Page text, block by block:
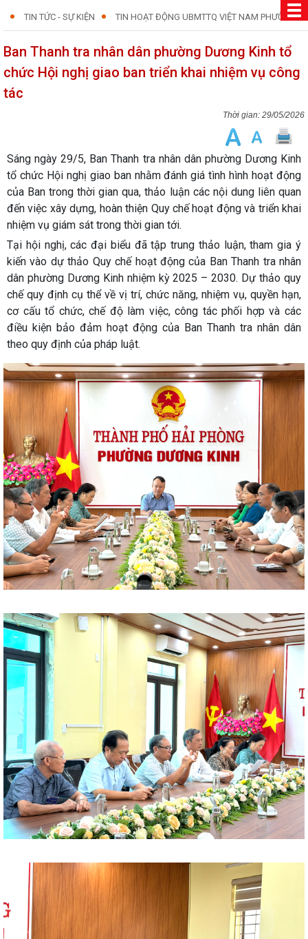
TIN TỨC - SỰ KIỆN TIN HOẠT ĐỘNG UBMTTQ VIỆT NAM PHƯỜNG
Ban Thanh tra nhân dân phường Dương Kinh tổ
chức Hội nghị giao ban triển khai nhiệm vụ công
tác
29/05/2026
Sáng ngày 29/5, Ban Thanh tra nhân dân phường Dương Kinh
tổ chức Hội nghị giao ban nhằm đánh giá tình hình hoạt động
của Ban trong thời gian qua, thảo luận các nội dung liên quan
đến việc xây dựng, hoàn thiện Quy chế hoạt động và triển khai
nhiệm vụ giám sát trong thời gian tới.
Tại hội nghị, các đại biểu đã tập trung thảo luận, tham gia ý
kiến vào dự thảo Quy chế hoạt động của Ban Thanh tra nhân
dân phường Dương Kinh nhiệm kỳ 2025 – 2030. Dự thảo quy
chế quy định cụ thể về vị trí, chức năng, nhiệm vụ, quyền hạn,
cơ cấu tổ chức, chế độ làm việc, công tác phối hợp và các
điều kiện bảo đảm hoạt động của Ban Thanh tra nhân dân
theo quy định của pháp luật.